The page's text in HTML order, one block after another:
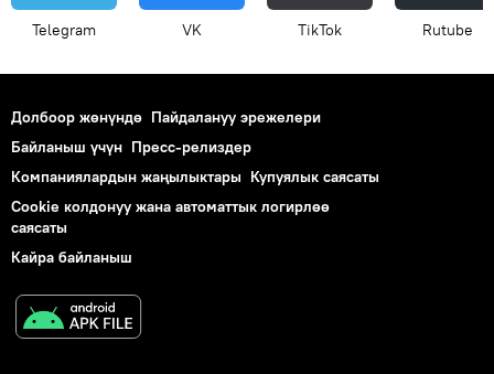
Telegram VK ТikТоk Rutube
Долбоор жөнүндө Пайдалануу эрежелери
Байланыш үчүн Пресс-релиздер
Компаниялардын жаңылыктары Купуялык саясаты
Cookie колдонуу жана автоматтык логирлөө
саясаты
Кайра байланыш